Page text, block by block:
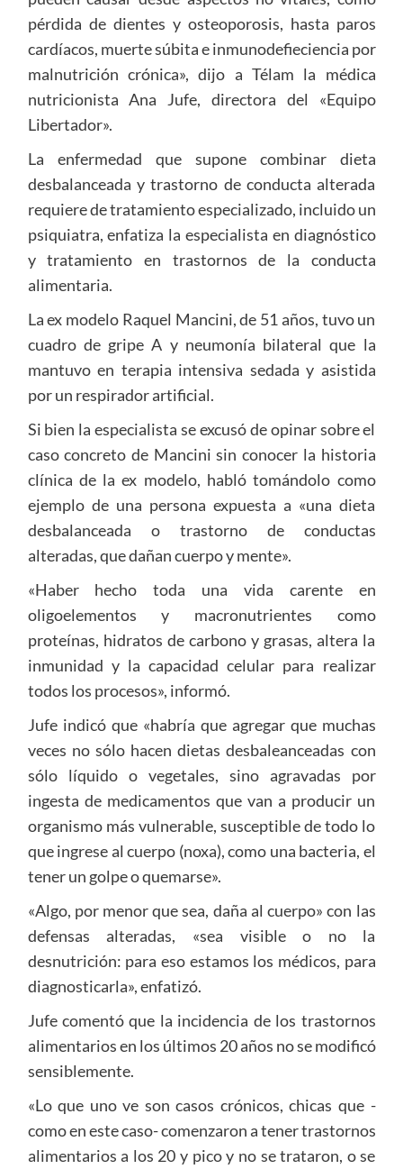
pérdida de dientes y osteoporosis, hasta paros
cardíacos, muerte súbita e inmunodefieciencia por
malnutrición crónica», dijo a Télam la médica
nutricionista Ana Jufe, directora del «Equipo
Libertador».
La enfermedad que supone combinar dieta
desbalanceada y trastorno de conducta alterada
requiere de tratamiento especializado, incluido un
psiquiatra, enfatiza la especialista en diagnóstico
y tratamiento en trastornos de la conducta
alimentaria.
La ex modelo Raquel Mancini, de 51 años, tuvo un
cuadro de gripe A y neumonía bilateral que la
mantuvo en terapia intensiva sedada y asistida
por un respirador artificial.
Si bien la especialista se excusó de opinar sobre el
caso concreto de Mancini sin conocer la historia
clínica de la ex modelo, habló tomándolo como
ejemplo de una persona expuesta a «una dieta
desbalanceada o trastorno de conductas
alteradas, que dañan cuerpo y mente».
«Haber hecho toda una vida carente en
oligoelementos y macronutrientes como
proteínas, hidratos de carbono y grasas, altera la
inmunidad y la capacidad celular para realizar
todos los procesos», informó.
Jufe indicó que «habría que agregar que muchas
veces no sólo hacen dietas desbaleanceadas con
sólo líquido o vegetales, sino agravadas por
ingesta de medicamentos que van a producir un
organismo más vulnerable, susceptible de todo lo
que ingrese al cuerpo (noxa), como una bacteria, el
tener un golpe o quemarse».
«Algo, por menor que sea, daña al cuerpo» con las
defensas alteradas, «sea visible o no la
desnutrición: para eso estamos los médicos, para
diagnosticarla», enfatizó.
Jufe comentó que la incidencia de los trastornos
alimentarios en los últimos 20 años no se modificó
sensiblemente.
«Lo que uno ve son casos crónicos, chicas que -
como en este caso- comenzaron a tener trastornos
alimentarios a los 20 y pico y no se trataron, o se